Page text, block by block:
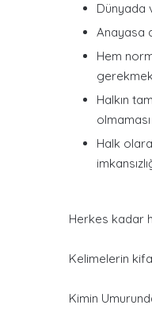
Dünyada
Anayasa
Hem
Halkın
Halk
Herkes kadar
Kelimelerin
Kimin